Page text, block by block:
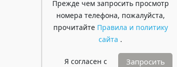
Прежде чем запросить просмотр
номера телефона, пожалуйста,
прочитайте Правила и политику
сайта .
Я согласен с
Запросить